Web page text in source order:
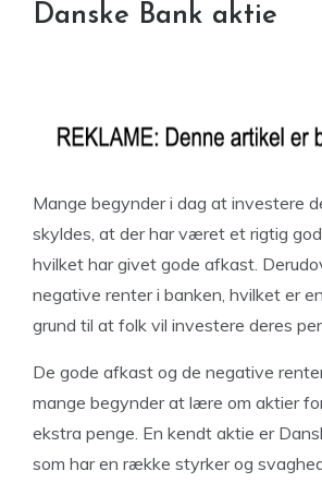
Danske Bank aktie
Mange begynder i dag at investere
skyldes, at der har været et rigtig
hvilket har givet gode afkast.
negative renter i banken, hvilket er
grund til at folk vil investere deres
De gode afkast og de negative
mange begynder at lære om aktier
ekstra penge. En kendt aktie er
som har en række styrker og